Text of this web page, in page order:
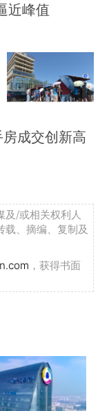
近峰值
房成交创新高
及/或相关权利人
载、摘编、复制及
，获得书面